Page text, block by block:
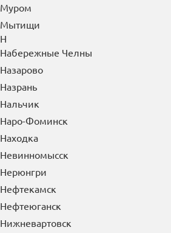
Муром
Мытищи
Н
Набережные Челны
Назарово
Назрань
Нальчик
Наро-Фоминск
Находка
Невинномысск
Нерюнгри
Нефтекамск
Нефтеюганск
Нижневартовск